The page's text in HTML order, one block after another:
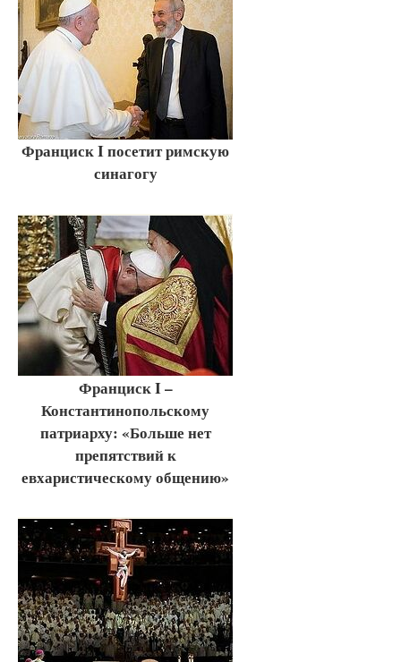
Франциск I посетит римскую
синагогу
Франциск I –
Константинопольскому
патриарху: «Больше нет
препятствий к
евхаристическому общению»